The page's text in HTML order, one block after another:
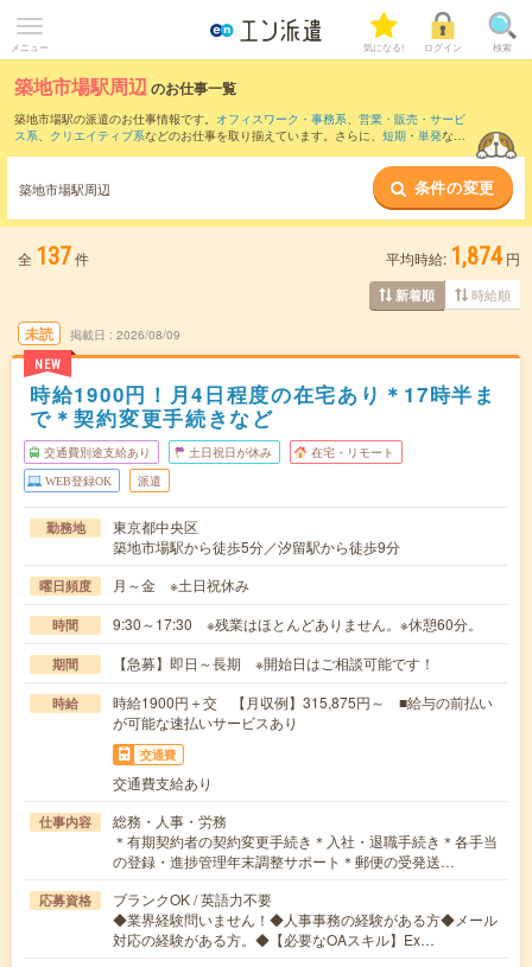
メニュー 気になる! ログイン 検索
築地市場駅周辺のお仕事一覧
築地市場駅の派遣のお仕事情報です。 オフィスワーク・事務系、 営業・販売・サービ
ス系、 クリエイティブ系などのお仕事を取り揃えています。さらに、 短期 ・ 単発など
また、東京駅・大手町(東京都)駅
など近隣駅のお仕事もご
確認いただけます。
築地市場駅周辺 条件の変更
全 137件 平均時給: 1,874 円
新着順 時給順
未読
NEW
掲載日 2026/08/09
時給1900円！月4日程度の在宅あり＊17時半ま
で＊契約変更手続きなど
交通費別途支給あり 土日祝日が休み 在宅・リモート
WEB登録OK 派遣
勤務地
東京都中央区
築地市場駅から徒歩5分／汐留駅から徒歩9分
曜日頻度 月～金 ※土日祝休み
時間 9:30～17:30 ※残業はほとんどありません。※休憩60分。
期間 【急募】即日～長期 ※開始日はご相談可能です！
時給
時給1900円＋交 【月収例】315,875円～ ■給与の前払い
が可能な速払いサービスあり
交通費
交通費支給あり
仕事内容
総務・人事・労務
＊有期契約者の契約変更手続き＊入社・退職手続き＊各手当
の登録・進捗管理年末調整サポート＊郵便の受発送…
応募資格
ブランクOK / 英語力不要
◆業界経験問いません！◆人事事務の経験がある方◆メール
対応の経験がある方。◆【必要なOAスキル】Ex…